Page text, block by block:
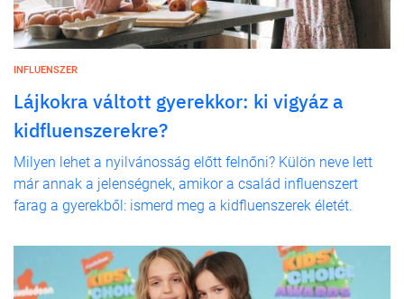
INFLUENSZER
Lájkokra váltott gyerekkor: ki vigyáz a
kidfluenszerekre?
Milyen lehet a nyilvánosság előtt felnőni? Külön neve lett
már annak a jelenségnek, amikor a család influenszert
farag a gyerekből: ismerd meg a kidfluenszerek életét.